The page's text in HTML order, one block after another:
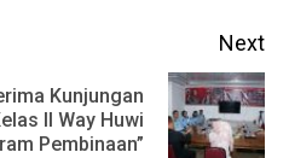
Next
Kunjungan
II Way Huwi
Pembinaan”